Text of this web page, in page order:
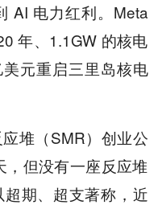
AI 电力红利。Meta
年、1.1GW 的核电
元重启三里岛核电
堆（SMR）创业公
但没有一座反应堆
期、超支著称，近